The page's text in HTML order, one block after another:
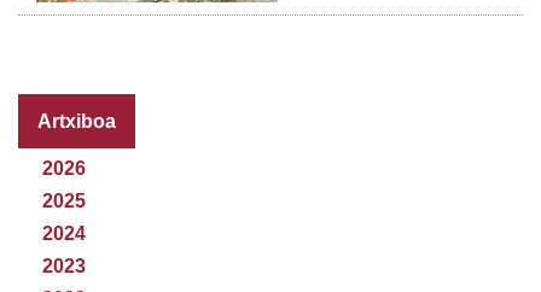
Artxiboa
2026
2025
2024
2023